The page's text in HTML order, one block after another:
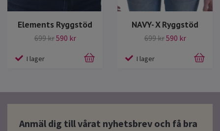
Elements Ryggstöd
699 kr590 kr
I lager
NAVY- X Ryggstöd
699 kr590 kr
I lager
Anmäl dig till vårat nyhetsbrev och få bra